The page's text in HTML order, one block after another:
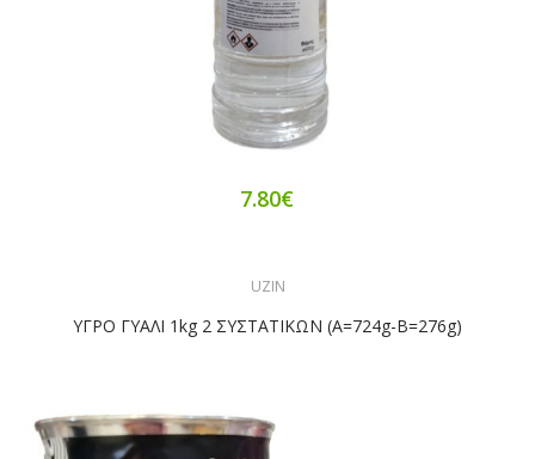
7.80€
UZIN
ΥΓΡΟ ΓΥΑΛΙ 1kg 2 ΣΥΣΤΑΤΙΚΩΝ (A=724g-B=276g)